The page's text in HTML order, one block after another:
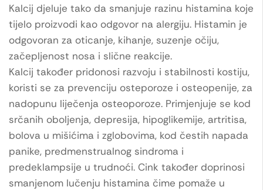
Kalcij djeluje tako da smanjuje razinu histamina koje
tijelo proizvodi kao odgovor na alergiju. Histamin je
odgovoran za oticanje, kihanje, suzenje očiju,
začepljenost nosa i slične reakcije.
Kalcij također pridonosi razvoju i stabilnosti kostiju,
koristi se za prevenciju osteporoze i osteopenije, za
nadopunu liječenja osteoporoze. Primjenjuje se kod
srčanih oboljenja, depresija, hipoglikemije, artritisa,
bolova u mišićima i zglobovima, kod čestih napada
panike, predmenstrualnog sindroma i
predeklampsije u trudnoći. Cink također doprinosi
smanjenom lučenju histamina čime pomaže u